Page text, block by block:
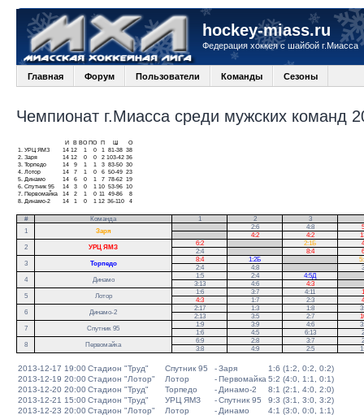
hockey-miass.ru
Федерация хоккея с шайбой г.Миасса
Главная Форум Пользователи Команды Сезоны
Чемпионат г.Миасса среди мужских команд
И В ВО ПО П
О
1.
УРЦ ЯМЗ 14 12 1 0 1 81-38 38
2. Заря 14 12 0 0 2 103-42 36
3. Торпедо 14 9 1 1 3 83-50 30
4. Лотор 14 7 1 0 6 50-49 23
5.
Динамо 14 6 0 1 7 78-62 19
6. Спутник 95 14 3 0 1 10 53-96 10
7.
Первомайка 14 2 1 0 11 49-86
8
8.
Динамо-2 14 1 0 1 12 36-110 4
# Команда 1 2 3
1
Заря
2:6 4:8
4:2 4:2
2
УРЦ ЯМЗ
6:2 2:1Б
2:4
8:4
3
Торпедо
8:4 1:2Б
2:4
4:8
4
Динамо
1:5 2:4 4:5Д
3:13
4:6 4:3
5
Лотор
1:6 3:7 4:11
4:3
1:7 2:3
6
Динамо-2
2:17 1:3 1:8
2:13
3:5 2:7
7
Спутник 95
1:9 3:9 4:6
1:6
4:5 6:13
8
Первомайка
6:9 2:8 3:7
3:8
4:9 2:5
2013-12-17 19:00Стадион "Труд" Спутник 95 -Заря
1:6 (1:2, 0:2, 0:2)
2013-12-19 20:00Стадион "Лотор" Лотор -Первомайка 5:2 (4:0, 1:1, 0:1)
2013-12-20 20:00Стадион "Труд" Торпедо - Динамо-2
8:1 (2:1, 4:0, 2:0)
2013-12-21 15:00Стадион "Труд" УРЦ ЯМЗ -Спутник 95
9:3 (3:1, 3:0, 3:2)
2013-12-23 20:00Стадион "Лотор" Лотор - Динамо
4:1 (3:0, 0:0, 1:1)